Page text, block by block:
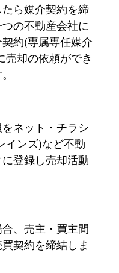
ら媒介契約を締
の不動産会社に
約(専属専任媒介
却の依頼ができ
ネット・チラシ
インズ)など不動
登録し売却活動
、売主・買主間
契約を締結しま